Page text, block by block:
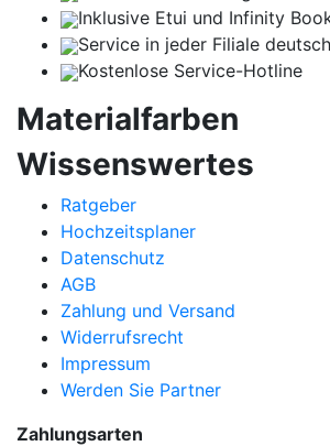
Inklusive Etui und Infinity
Service in jeder Filiale
Kostenlose Service-Hotline
Materialfarben
Wissenswertes
Ratgeber
Hochzeitsplaner
Datenschutz
AGB
Zahlung und Versand
Widerrufsrecht
Impressum
Werden Sie Partner
Zahlungsarten